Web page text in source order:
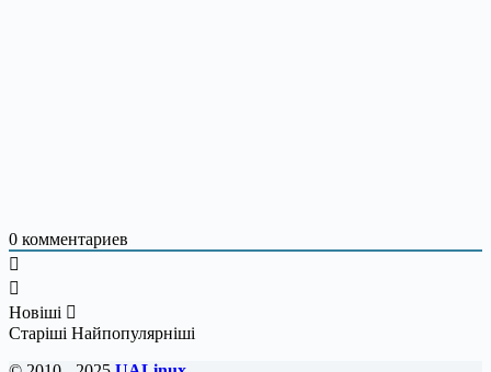
0 комментариев
Новіші
Старіші Найпопулярніші